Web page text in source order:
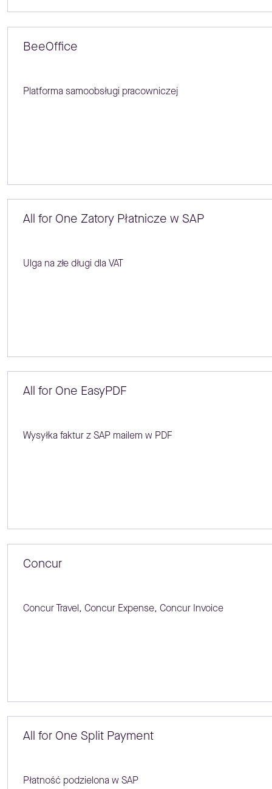
BeeOffice
Platforma samoobsługi pracowniczej
All for One Zatory Płatnicze w SAP
Ulga na złe długi dla VAT
All for One EasyPDF
Wysyłka faktur z SAP mailem w PDF
Concur
Concur Travel, Concur Expense, Concur Invoice
All for One Split Payment
Płatność podzielona w SAP